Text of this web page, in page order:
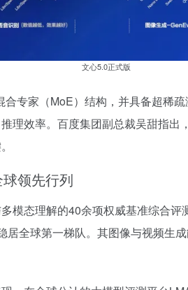
文心5.0正式版
专家（MoE）结构，并具备超稀
理效率。百度集团副总裁吴甜指出
领先行列
模态理解的40余项权威基准综合评
居全球第一梯队。其图像与视频生